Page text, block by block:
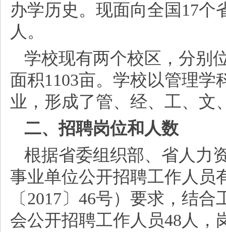
办学历史。现面向全国17个
人。
学校现有两个校区，分别
面积1103亩。学校以管理学
业，形成了管、经、工、文
二、招聘岗位和人数
根据省委组织部、省人力
事业单位公开招聘工作人员
〔2017〕46号）要求，结
会公开招聘工作人员48人，